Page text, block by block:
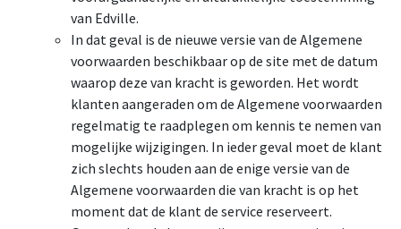
van Edville.
In dat geval is de nieuwe versie van de Algemene
voorwaarden beschikbaar op de site met de datum
waarop deze van kracht is geworden. Het wordt
klanten aangeraden om de Algemene voorwaarden
regelmatig te raadplegen om kennis te nemen van
mogelijke wijzigingen. In ieder geval moet de klant
zich slechts houden aan de enige versie van de
Algemene voorwaarden die van kracht is op het
moment dat de klant de service reserveert.